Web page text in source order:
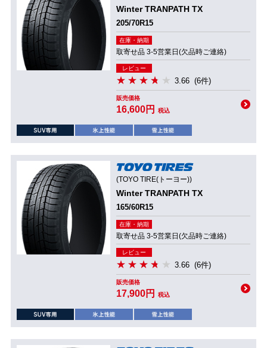
Winter TRANPATH TX
205/70R15
在庫・納期
取寄せ品 3-5営業日(欠品時ご連絡)
レビュー
3.66 (6件)
販売価格
16,600円 税込
(TOYO TIRE(トーヨー))
Winter TRANPATH TX
165/60R15
在庫・納期
取寄せ品 3-5営業日(欠品時ご連絡)
レビュー
3.66 (6件)
販売価格
17,900円 税込